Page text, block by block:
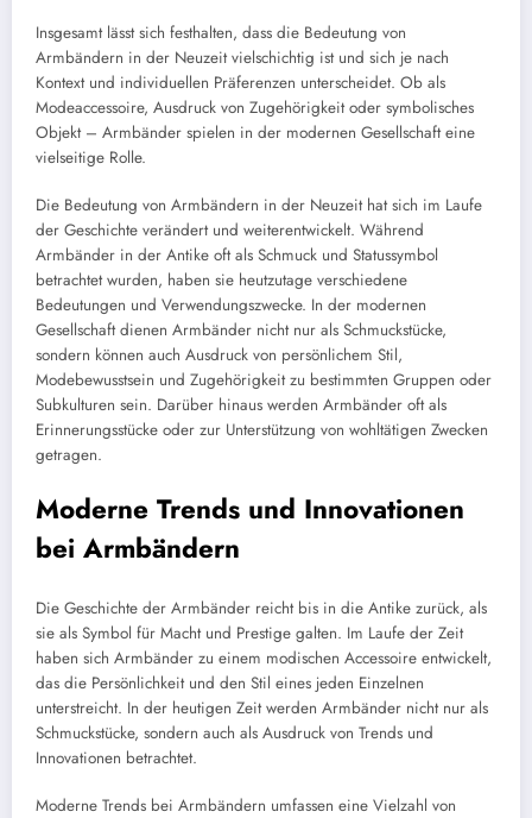
Insgesamt lässt sich festhalten, dass die Bedeutung von
Armbändern in der Neuzeit vielschichtig ist und sich je nach
Kontext und individuellen Präferenzen unterscheidet. Ob als
Modeaccessoire, Ausdruck von Zugehörigkeit oder symbolisches
Objekt – Armbänder spielen in der modernen Gesellschaft eine
vielseitige Rolle.
Die Bedeutung von Armbändern in der Neuzeit hat sich im Laufe
der Geschichte verändert und weiterentwickelt. Während
Armbänder in der Antike oft als Schmuck und Statussymbol
betrachtet wurden, haben sie heutzutage verschiedene
Bedeutungen und Verwendungszwecke. In der modernen
Gesellschaft dienen Armbänder nicht nur als Schmuckstücke,
sondern können auch Ausdruck von persönlichem Stil,
Modebewusstsein und Zugehörigkeit zu bestimmten Gruppen oder
Subkulturen sein. Darüber hinaus werden Armbänder oft als
Erinnerungsstücke oder zur Unterstützung von wohltätigen Zwecken
getragen.
Moderne Trends und Innovationen
bei Armbändern
Die Geschichte der Armbänder reicht bis in die Antike zurück, als
sie als Symbol für Macht und Prestige galten. Im Laufe der Zeit
haben sich Armbänder zu einem modischen Accessoire entwickelt,
das die Persönlichkeit und den Stil eines jeden Einzelnen
unterstreicht. In der heutigen Zeit werden Armbänder nicht nur als
Schmuckstücke, sondern auch als Ausdruck von Trends und
Innovationen betrachtet.
Moderne Trends bei Armbändern umfassen eine Vielzahl von